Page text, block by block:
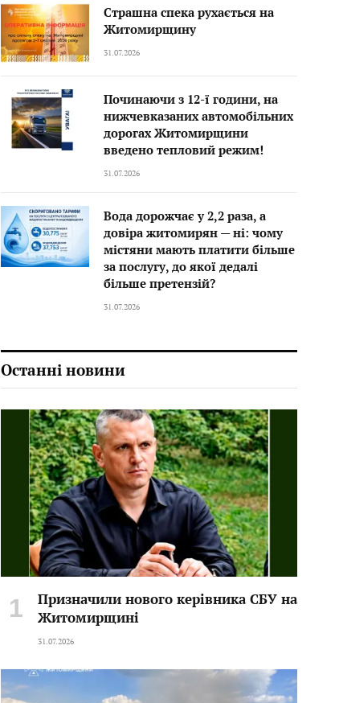
Страшна спека рухається на
Житомирщину
31.07.2026
Починаючи з 12-ї години, на
нижчевказаних автомобільних
дорогах Житомирщини
введено тепловий режим!
31.07.2026
Вода дорожчає у 2,2 раза, а
довіра житомирян — ні: чому
містяни мають платити більше
за послугу, до якої дедалі
більше претензій?
31.07.2026
Останні новини
Призначили нового керівника СБУ на
Житомирщині
31.07.2026